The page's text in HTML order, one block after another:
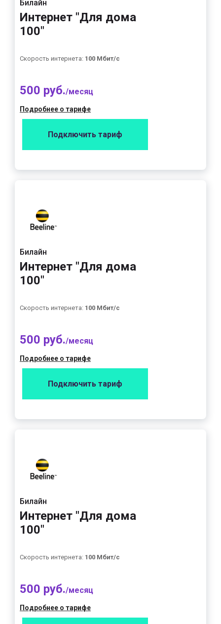
Билайн
Интернет "Для дома
100"
Скорость интернета: 100 Мбит/с
500 руб./месяц
Подробнее о тарифе
Подключить тариф
Билайн
Интернет "Для дома
100"
Скорость интернета: 100 Мбит/с
500 руб./месяц
Подробнее о тарифе
Подключить тариф
Билайн
Интернет "Для дома
100"
Скорость интернета: 100 Мбит/с
500 руб./месяц
Подробнее о тарифе